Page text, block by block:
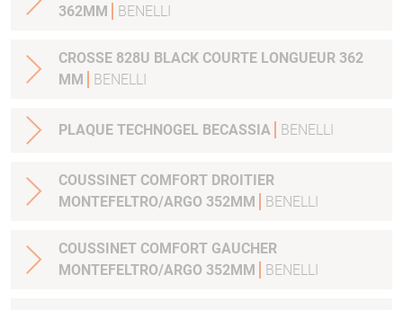
362MM
BENELLI
CROSSE 828U BLACK COURTE LONGUEUR 362
MM
BENELLI
PLAQUE TECHNOGEL BECASSIA BENELLI
COUSSINET COMFORT DROITIER
MONTEFELTRO/ARGO 352MM
BENELLI
COUSSINET COMFORT GAUCHER
MONTEFELTRO/ARGO 352MM
BENELLI